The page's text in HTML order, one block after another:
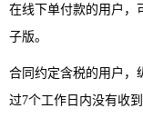
在线下单付款的用户，
子版。
合同约定含税的用户，
过7个工作日内没有收